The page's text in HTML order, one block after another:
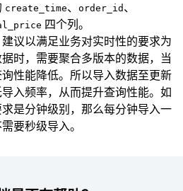
create_time、 order_id 、
四个列。
议以满足业务对实时性的要求为
时，需要聚合多版本的数据，当
性能降低。所以导入数据至更新
入频率，从而提升查询性能。如
是分钟级别，那么每分钟导入一
要秒级导入。